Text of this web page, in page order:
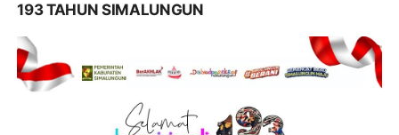
193 TAHUN SIMALUNGUN